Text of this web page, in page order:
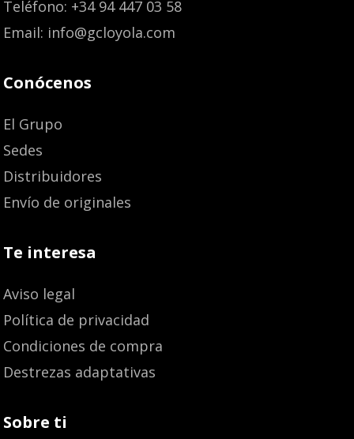
Teléfono: +34 94 447 03 58
Email: info@gcloyola.com
Conócenos
El Grupo
Sedes
Distribuidores
Envío de originales
Te interesa
Aviso legal
Política de privacidad
Condiciones de compra
Destrezas adaptativas
Sobre ti